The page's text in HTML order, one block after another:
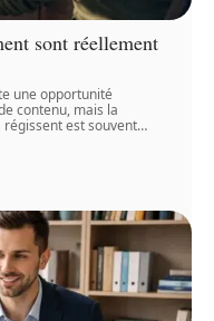
sont réellement
une opportunité
contenu, mais la
est souvent…